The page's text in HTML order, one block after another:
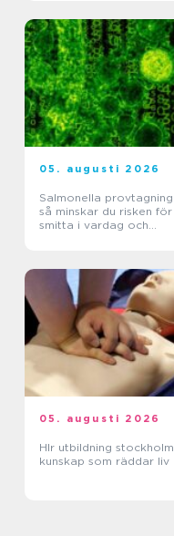
05. augusti 2026
Salmonella provtagning
så minskar du risken för
smitta i vardag och
05. augusti 2026
Hlr utbildning stockholm
kunskap som räddar liv